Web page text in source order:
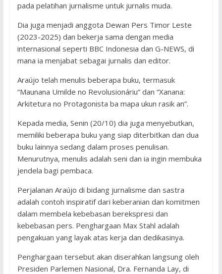
pada pelatihan jurnalisme untuk jurnalis muda.
Dia juga menjadi anggota Dewan Pers Timor Leste
(2023-2025) dan bekerja sama dengan media
internasional seperti BBC Indonesia dan G-NEWS, di
mana ia menjabat sebagai jurnalis dan editor.
Araújo telah menulis beberapa buku, termasuk
“Maunana Umilde no Revolusionáriu” dan “Xanana:
Arkitetura no Protagonista ba mapa ukun rasik an”.
Kepada media, Senin (20/10) dia juga menyebutkan,
memiliki beberapa buku yang siap diterbitkan dan dua
buku lainnya sedang dalam proses penulisan.
Menurutnya, menulis adalah seni dan ia ingin membuka
jendela bagi pembaca.
Perjalanan Araújo di bidang jurnalisme dan sastra
adalah contoh inspiratif dari keberanian dan komitmen
dalam membela kebebasan berekspresi dan
kebebasan pers. Penghargaan Max Stahl adalah
pengakuan yang layak atas kerja dan dedikasinya.
Penghargaan tersebut akan diserahkan langsung oleh
Presiden Parlemen Nasional, Dra. Fernanda Lay, di